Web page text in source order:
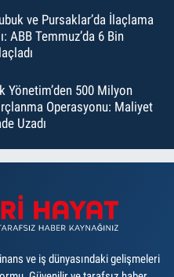
ve Pursaklar’da İlaçlama
ABB Temmuz’da 6 Bin
Yönetim’den 500 Milyon
Operasyonu: Maliyet
Uzadı
ve iş dünyasındaki gelişmeleri